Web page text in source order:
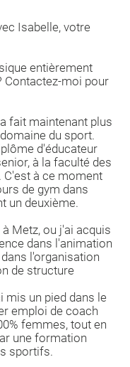
Isabelle, votre
entièrement
Contactez-moi pour
fait maintenant plus
du sport.
d'éducateur
à la faculté des
C'est à ce moment
de gym dans
un deuxième.
Metz, ou j'ai acquis
dans l'animation
l'organisation
de structure
mis un pied dans le
emploi de coach
femmes, tout en
une formation
sportifs.